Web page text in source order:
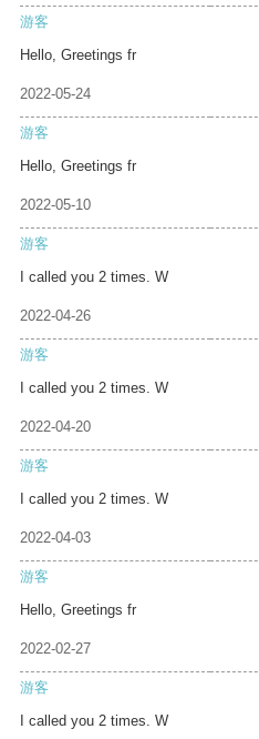
游客
Hello, Greetings fr
2022-05-24
游客
Hello, Greetings fr
2022-05-10
游客
I called you 2 times. W
2022-04-26
游客
I called you 2 times. W
2022-04-20
游客
I called you 2 times. W
2022-04-03
游客
Hello, Greetings fr
2022-02-27
游客
I called you 2 times. W